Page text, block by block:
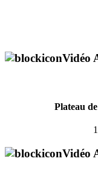
Vidéo
Plateau
1
Vidéo